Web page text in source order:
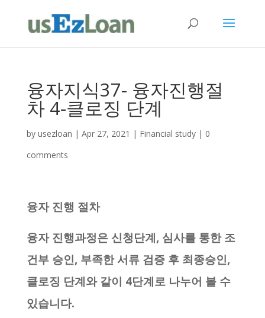
융자지식37- 융자진행절
차 4-클로징 단계
by usezloan | Apr 27, 2021 | Financial study| 0
comments
융자 진행 절차
융자 진행과정은 신청단계, 심사를 통한 조
건부 승인, 부족한 서류 검증 후 최종승인,
클로징 단계와 같이 4단계로 나누어 볼 수
있습니다.